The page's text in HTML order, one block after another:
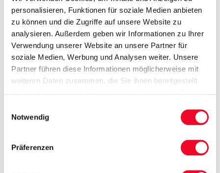
personalisieren, Funktionen für soziale Medien anbieten
zu können und die Zugriffe auf unsere Website zu
analysieren. Außerdem geben wir Informationen zu Ihrer
Verwendung unserer Website an unsere Partner für
soziale Medien, Werbung und Analysen weiter. Unsere
Partner führen diese Informationen möglicherweise mit
weiteren Daten zusammen, die Sie ihnen bereitgestellt
Notwendig
Präferenzen
1 x Leih-Bademantel pro Aufenthalt
1 x Tanzabend pro Woche
kostenfreie Nutzung von Schwimmbad und Sauna
Radisson Blue Resort
10 x Übernachtung im 5-Sterne-Hotel „Radisson
10 x Abendbuffet
Fakultativ – Kurpaket: